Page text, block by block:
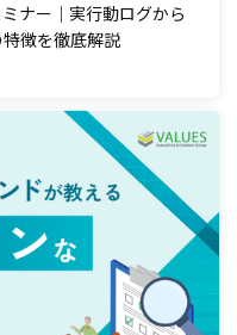
ナー｜実行動ログから
徴を徹底解説